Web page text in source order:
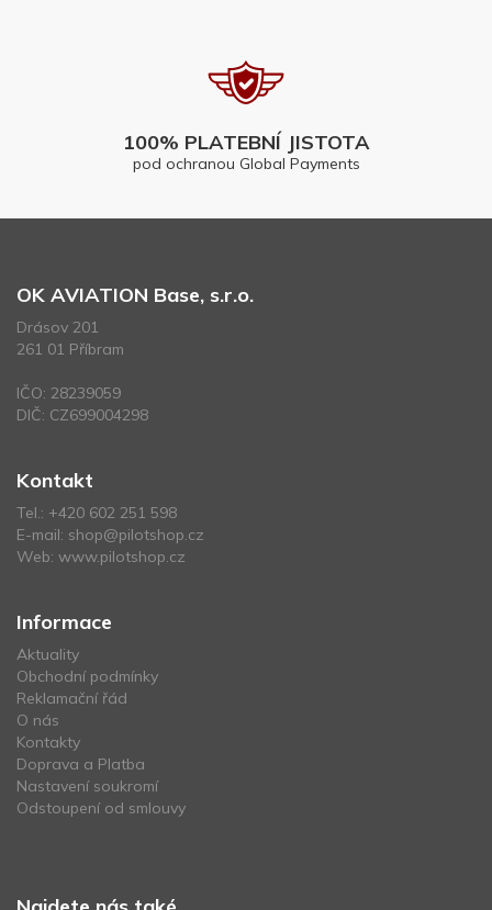
100% PLATEBNÍ JISTOTA
pod ochranou Global Payments
OK AVIATION Base, s.r.o.
Drásov 201
261 01 Příbram
IČO: 28239059
DIČ: CZ699004298
Kontakt
Tel.: +420 602 251 598
E-mail: shop@pilotshop.cz
Web: www.pilotshop.cz
Informace
Aktuality
Obchodní podmínky
Reklamační řád
O nás
Kontakty
Doprava a Platba
Nastavení soukromí
Odstoupení od smlouvy